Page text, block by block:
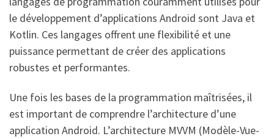
le développement d’applications Android sont Java et
Kotlin. Ces langages offrent une flexibilité et une
puissance permettant de créer des applications
robustes et performantes.
Une fois les bases de la programmation maîtrisées, il
est important de comprendre l’architecture d’une
application Android. L’architecture MVVM (Modèle-Vue-